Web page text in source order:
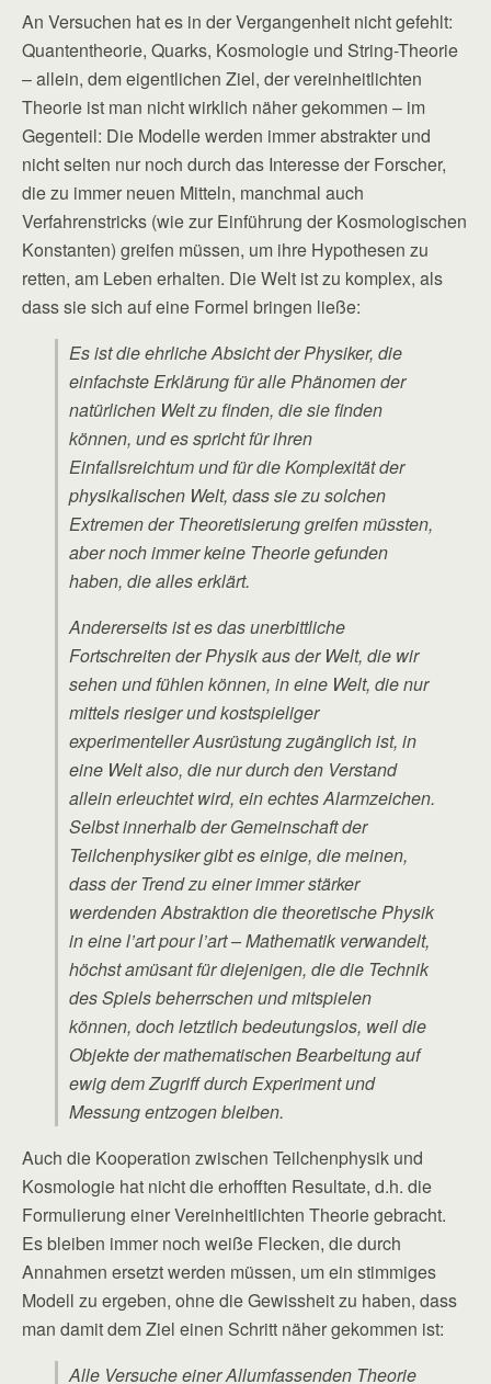
An Versuchen hat es in der Vergangenheit nicht gefehlt:
Quantentheorie, Quarks, Kosmologie und String-Theorie
– allein, dem eigentlichen Ziel, der vereinheitlichten
Theorie ist man nicht wirklich näher gekommen – im
Gegenteil: Die Modelle werden immer abstrakter und
nicht selten nur noch durch das Interesse der Forscher,
die zu immer neuen Mitteln, manchmal auch
Verfahrenstricks (wie zur Einführung der Kosmologischen
Konstanten) greifen müssen, um ihre Hypothesen zu
retten, am Leben erhalten. Die Welt ist zu komplex, als
dass sie sich auf eine Formel bringen ließe:
Es ist die ehrliche Absicht der Physiker, die
einfachste Erklärung für alle Phänomen der
natürlichen Welt zu finden, die sie finden
können, und es spricht für ihren
Einfallsreichtum und für die Komplexität der
physikalischen Welt, dass sie zu solchen
Extremen der Theoretisierung greifen müssten,
aber noch immer keine Theorie gefunden
haben, die alles erklärt.
Andererseits ist es das unerbittliche
Fortschreiten der Physik aus der Welt, die wir
sehen und fühlen können, in eine Welt, die nur
mittels riesiger und kostspieliger
experimenteller Ausrüstung zugänglich ist, in
eine Welt also, die nur durch den Verstand
allein erleuchtet wird, ein echtes Alarmzeichen.
Selbst innerhalb der Gemeinschaft der
Teilchenphysiker gibt es einige, die meinen,
dass der Trend zu einer immer stärker
werdenden Abstraktion die theoretische Physik
in eine l’art pour l’art – Mathematik verwandelt,
höchst amüsant für diejenigen, die die Technik
des Spiels beherrschen und mitspielen
können, doch letztlich bedeutungslos, weil die
Objekte der mathematischen Bearbeitung auf
ewig dem Zugriff durch Experiment und
Messung entzogen bleiben.
Auch die Kooperation zwischen Teilchenphysik und
Kosmologie hat nicht die erhofften Resultate, d.h. die
Formulierung einer Vereinheitlichten Theorie gebracht.
Es bleiben immer noch weiße Flecken, die durch
Annahmen ersetzt werden müssen, um ein stimmiges
Modell zu ergeben, ohne die Gewissheit zu haben, dass
man damit dem Ziel einen Schritt näher gekommen ist:
Alle Versuche einer Allumfassenden Theorie